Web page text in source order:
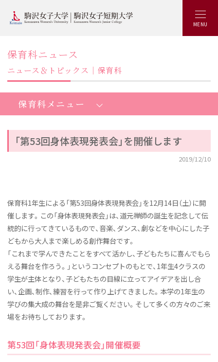
MENU
保育科ニュース
ニュース＆トピックス｜保育科
「第53回身体表現発表会」を開催します
2019/12/10
保育科1年生による「第53回身体表現発表会」を12月14日（土）に開
催します。この「身体表現発表会」は、道元禅師の誕生を記念して伝
統的に行ってきているもので、音楽、ダンス、劇などを中心にした子
どもから大人まで楽しめる創作舞台です。
「これまで学んできたことをすべて活かし、子どもたちに喜んでもら
える舞台を作ろう。」というコンセプトのもとで、1年生4クラスの
学生が主体となり、子どもたちの目線に立ってアイデアを出し合
い、企画、制作、練習を行って作り上げてきました。本学の1年生の
学びの集大成の舞台を是非ご覧ください。そして多くの方々のご来
場をお待ちしております。
第53回「身体表現発表会」開催概要
保育科メニュー
短期大学保育科：トップ
少人数制ゼミ
施設
付属幼稚園
継続サポート
伝統と継承
学びの概要
資格・免許&就職・進学実績
教員紹介